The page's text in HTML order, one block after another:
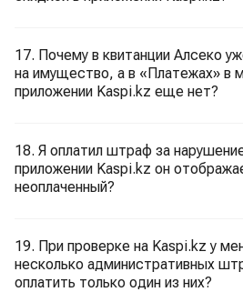
17. Почему в квитанции Алсеко
на имущество, а в «Платежах» в
приложении Kaspi.kz еще нет?
18. Я оплатил штраф за
приложении Kaspi.kz он
неоплаченный?
19. При проверке на Kaspi.kz у
несколько административных
оплатить только один из них?